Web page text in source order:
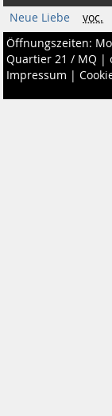
Neue Liebe
voc.
Öffnungszeiten:
Quartier 21 / MQ |
Impressum |